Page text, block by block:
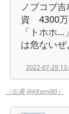
ノブコブ
資 4300万
「トホホ
は危ない
2022-07-29
（出典 @Kitami80）